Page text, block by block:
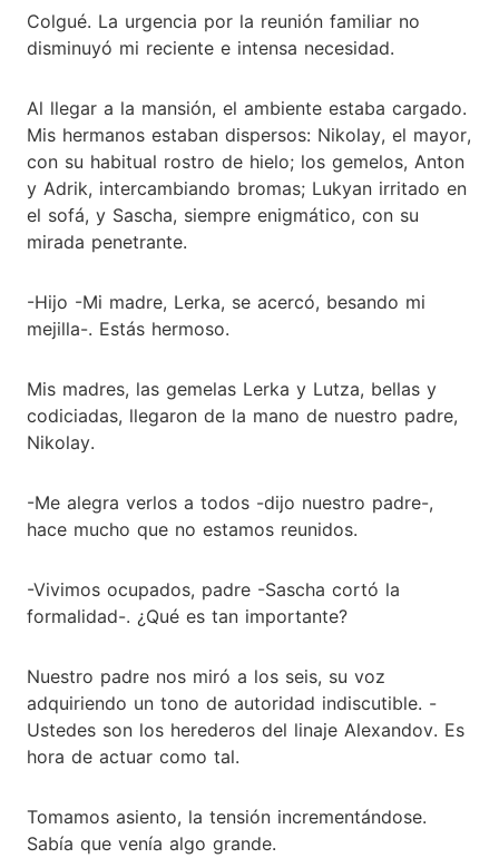
Colgué. La urgencia por la reunión familiar no
disminuyó mi reciente e intensa necesidad.
Al llegar a la mansión, el ambiente estaba cargado.
Mis hermanos estaban dispersos: Nikolay, el mayor,
con su habitual rostro de hielo; los gemelos, Anton
y Adrik, intercambiando bromas; Lukyan irritado en
el sofá, y Sascha, siempre enigmático, con su
mirada penetrante.
-Hijo -Mi madre, Lerka, se acercó, besando mi
mejilla-. Estás hermoso.
Mis madres, las gemelas Lerka y Lutza, bellas y
codiciadas, llegaron de la mano de nuestro padre,
Nikolay.
-Me alegra verlos a todos -dijo nuestro padre-,
hace mucho que no estamos reunidos.
-Vivimos ocupados, padre -Sascha cortó la
formalidad-. ¿Qué es tan importante?
Nuestro padre nos miró a los seis, su voz
adquiriendo un tono de autoridad indiscutible. -
Ustedes son los herederos del linaje Alexandov. Es
hora de actuar como tal.
Tomamos asiento, la tensión incrementándose.
Sabía que venía algo grande.